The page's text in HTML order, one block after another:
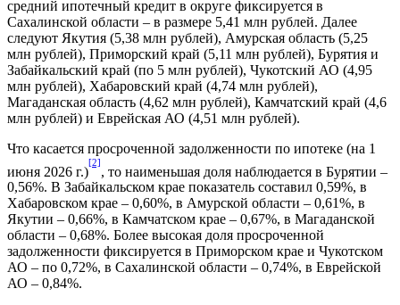
средний ипотечный кредит в округе фиксируется в
Сахалинской области – в размере 5,41 млн рублей. Далее
следуют Якутия (5,38 млн рублей), Амурская область (5,25
млн рублей), Приморский край (5,11 млн рублей), Бурятия и
Забайкальский край (по 5 млн рублей), Чукотский АО (4,95
млн рублей), Хабаровский край (4,74 млн рублей),
Магаданская область (4,62 млн рублей), Камчатский край (4,6
млн рублей) и Еврейская АО (4,51 млн рублей).
Что касается просроченной задолженности по ипотеке (на 1
июня 2026 г.)
[2]
, то наименьшая доля наблюдается в Бурятии –
0,56%. В Забайкальском крае показатель составил 0,59%, в
Хабаровском крае – 0,60%, в Амурской области – 0,61%, в
Якутии – 0,66%, в Камчатском крае – 0,67%, в Магаданской
области – 0,68%. Более высокая доля просроченной
задолженности фиксируется в Приморском крае и Чукотском
АО – по 0,72%, в Сахалинской области – 0,74%, в Еврейской
АО – 0,84%.